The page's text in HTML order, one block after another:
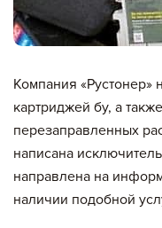
Компания «Рустонер»
картриджей бу, а
перезаправленных
написана
направлена на
наличии подобной